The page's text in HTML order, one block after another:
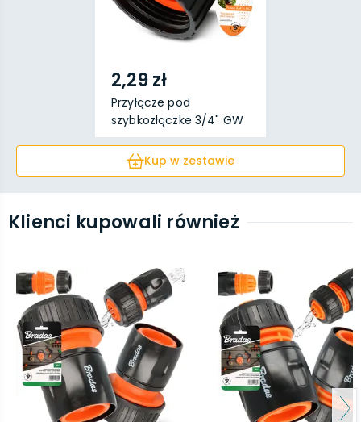
2,29 zł
Przyłącze pod
szybkozłączke 3/4" GW
x S...
Kup w zestawie
Klienci kupowali również